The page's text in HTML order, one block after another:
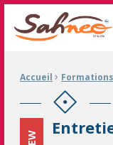
GIFOP Formation
Fil d'Ariane :
Accueil › Formations